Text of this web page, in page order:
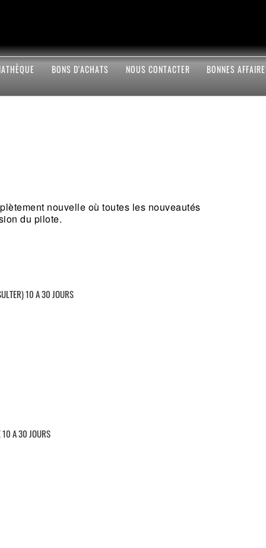
BONS D'ACHATS NOUS CONTACTER BONNES
nouvelle où toutes les nouveautés
du pilote.
10 A 30 JOURS
10 A 30 JOURS